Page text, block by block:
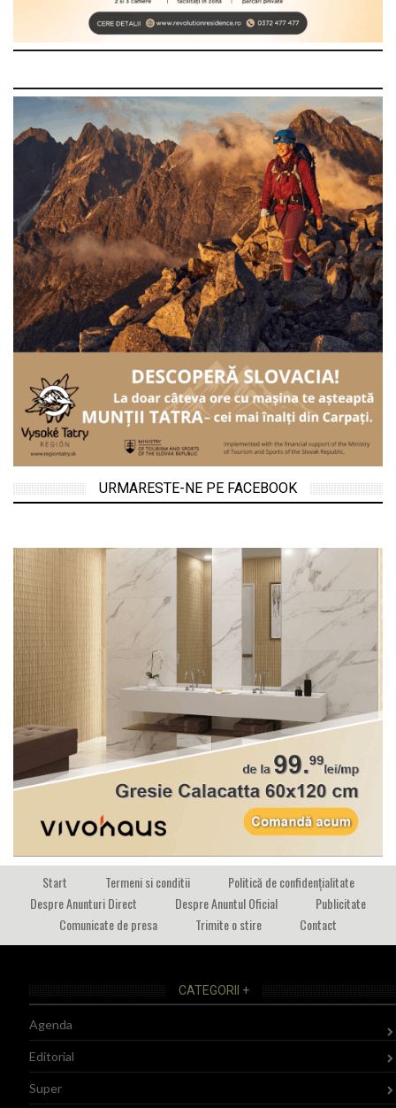
URMARESTE-NE PE FACEBOOK
Start Termeni si conditii
Politică de confidențialitate
Despre Anunturi Direct
Despre Anuntul Oficial
Publicitate
Comunicate de presa
Trimite o stire Contact
CATEGORII +
Agenda
Editorial
Super